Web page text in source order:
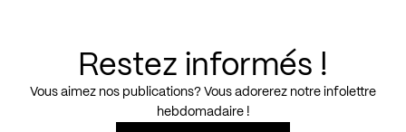
Restez informés !
Vous aimez nos publications? Vous adorerez notre infolettre
hebdomadaire !